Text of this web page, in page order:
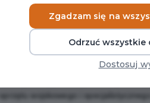
dmuchańce, animacje dla
czytanie na trawie, gręplowanie
policją, strażą pożarną, strażą
wojskowego i
Zgadzam się na
Odrzuć wszystkie
Dostosuj